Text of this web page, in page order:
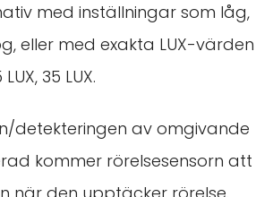
med inställningar som låg,
eller med exakta LUX-värden
35 LUX.
detekteringen av omgivande
kommer rörelsesensorn att